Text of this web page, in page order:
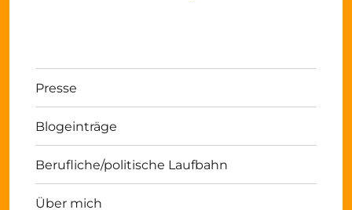
Presse
Blogeinträge
Berufliche/politische Laufbahn
Über mich